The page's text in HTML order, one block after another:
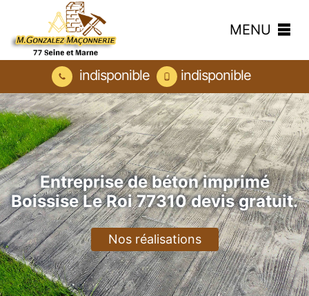
MENU
indisponible indisponible
Entreprise de béton imprimé
Boissise Le Roi 77310 devis gratuit.
Nos réalisations